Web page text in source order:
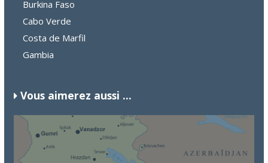
Burkina Faso
Cabo Verde
Costa de Marfil
Gambia
Vous aimerez aussi ...
ALEMANIA